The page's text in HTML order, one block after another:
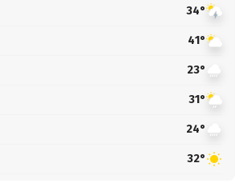
34°
41°
23°
31°
24°
32°